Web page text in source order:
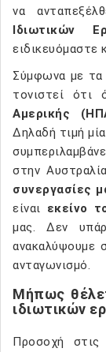
να
Ιδιωτικών
ειδικευόμαστε
Σύμφωνα με τα
τονιστεί
Αμερικής
Δηλαδή τιμή
στην
συνεργασίες
είναι εκείνο
μας. Δεν
ανακαλύψουμε
ανταγωνισμό.
Μήπως
ιδιωτικών
Προσοχή στις